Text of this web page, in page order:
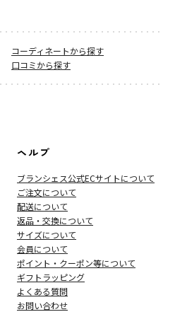
コーディネートから探す
口コミから探す
ヘルプ
ブランシェス公式ECサイトについて
ご注文について
配送について
返品・交換について
サイズについて
会員について
ポイント・クーポン等について
ギフトラッピング
よくある質問
お問い合わせ